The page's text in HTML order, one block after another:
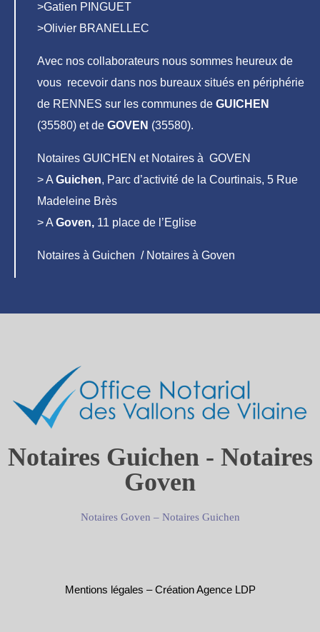
>Gatien PINGUET
>Olivier BRANELLEC
Avec nos collaborateurs nous sommes heureux de
vous recevoir dans nos bureaux situés en périphérie
de RENNES sur les communes de GUICHEN
(35580) et de GOVEN (35580).
Notaires GUICHEN et Notaires à GOVEN
> A Guichen, Parc d’activité de la Courtinais, 5 Rue
Madeleine Brès
> A Goven, 11 place de l’Eglise
Notaires à Guichen / Notaires à Goven
Notaires Guichen - Notaires
Goven
Notaires Goven – Notaires Guichen
Mentions légales –Création Agence LDP